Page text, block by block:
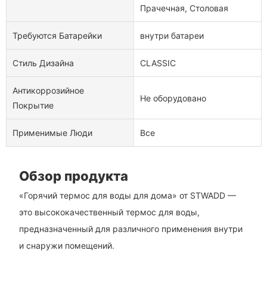
Прачечная, Столовая
Требуются Батарейки внутри батареи
Стиль Дизайна CLASSIC
Антикоррозийное
Покрытие
Не оборудовано
Применимые Люди Все
Обзор продукта
«Горячий термос для воды для дома» от STWADD —
это высококачественный термос для воды,
предназначенный для различного применения внутри
и снаружи помещений.